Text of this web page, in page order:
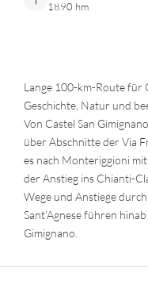
1890 hm
Lange 100-km-Route für
Geschichte, Natur und
Von Castel San
über Abschnitte der Via
es nach Monteriggioni
der Anstieg ins Chianti-
Wege und Anstiege
Sant’Agnese führen
Gimignano.